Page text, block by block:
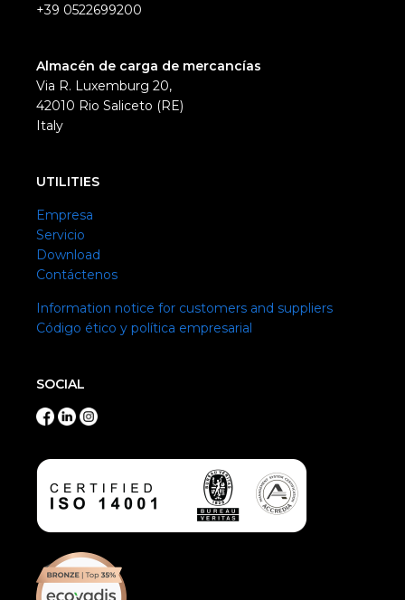
+39 0522699200
Almacén de carga de mercancías
Via R. Luxemburg 20,
42010 Rio Saliceto (RE)
Italy
UTILITIES
Empresa
Servicio
Download
Contáctenos
Information notice for customers and suppliers
Código ético y política empresarial
SOCIAL